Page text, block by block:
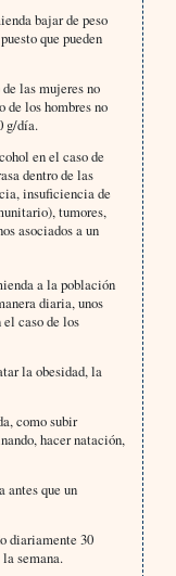
bajar de peso
que pueden
las mujeres no
de los hombres no
g/día.
en el caso de
dentro de las
insuficiencia de
tumores,
asociados a un
a la población
diaria, unos
el caso de los
la obesidad, la
como subir
hacer natación,
antes que un
diariamente 30
semana.